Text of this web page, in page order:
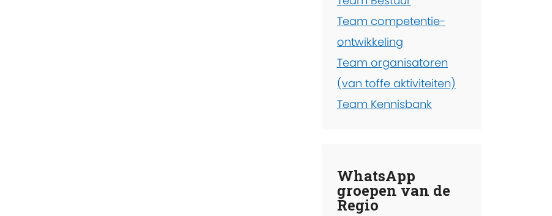
Team competentie-
ontwikkeling
Team organisatoren
(van toffe aktiviteiten)
Team Kennisbank
WhatsApp
groepen van de
Regio